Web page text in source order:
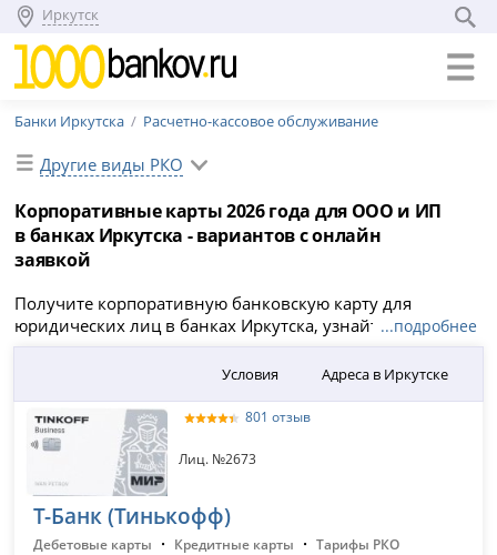
Иркутск
Банки Иркутска Расчетно-кассовое обслуживание
Другие виды РКО
Корпоративные карты 2026 года для ООО и ИП
в банках Иркутска - вариантов с онлайн
заявкой
Получите корпоративную банковскую карту для
юридических лиц в банках Иркутска, узнайте о тарифах
по обслуживанию и как использовать их для вашей
организации. Найдите лучшие бизнес карты для ИП и
и переводы физическим лицам и отправьте онлайн-
заявку уже сейчас!
...подробнее
Условия Адреса в Иркутске
801 отзыв
Лиц. №2673
Т-Банк (Тинькофф)
Дебетовые карты · Кредитные карты ·Тарифы РКО